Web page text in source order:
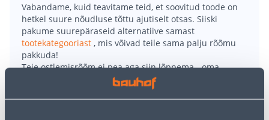
Vabandame, kuid teavitame teid, et soovitud toode on
hetkel suure nõudluse tõttu ajutiselt otsas. Siiski
pakume suurepäraseid alternatiive samast
tootekategooriast , mis võivad teile sama palju rõõmu
pakkuda!
Teie ostlemisrõõm ei pea aga siin lõppema - oma
uurimistööd saate jätkata, naastes
kasutades meie võimsat otsingufunktsiooni, et leida
veelgi meelepärasemad valikuid. Head ostlemist!